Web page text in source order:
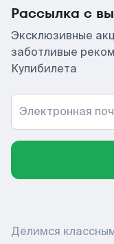
Рассылка с
Эксклюзивные
заботливые
Купибилета
Электронная
Делимся